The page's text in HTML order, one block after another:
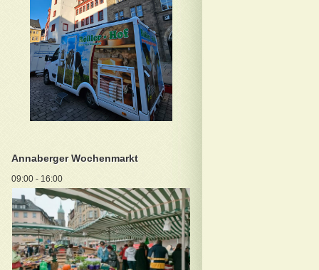
Annaberger Wochenmarkt
09:00 - 16:00